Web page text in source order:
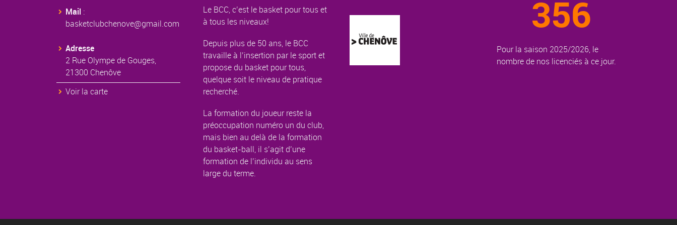
Mail :
basketclubchenove@gmail.com
Adresse
2 Rue Olympe de Gouges,
21300 Chenôve
Voir la carte
Le BCC, c’est le basket pour tous et
à tous les niveaux!
Depuis plus de 50 ans, le BCC
travaille à l’insertion par le sport et
propose du basket pour tous,
quelque soit le niveau de pratique
recherché.
La formation du joueur reste la
préoccupation numéro un du club,
mais bien au delà de la formation
du basket-ball, il s’agit d’une
formation de l’individu au sens
large du terme.
356
Pour la saison 2025/2026, le
nombre de nos licenciés à ce jour.